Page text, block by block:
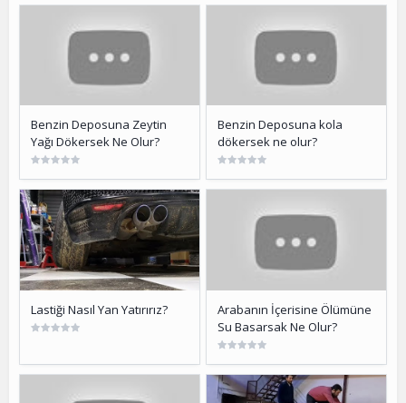
Benzin Deposuna Zeytin
Yağı Dökersek Ne Olur?
Benzin Deposuna kola
dökersek ne olur?
Lastiği Nasıl Yan Yatırırız?
Arabanın İçerisine Ölümüne
Su Basarsak Ne Olur?